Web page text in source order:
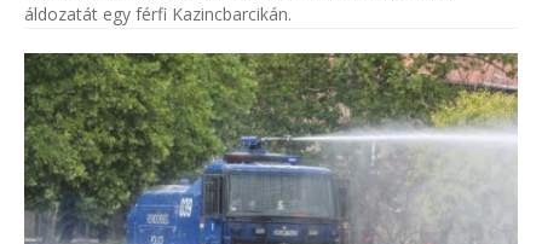
áldozatát egy férfi Kazincbarcikán.